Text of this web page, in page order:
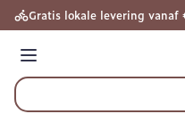
Ga naar de inhoud
Gratis lokale levering vanaf
Menu
Product, merk,